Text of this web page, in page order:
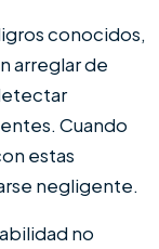
conocidos,
arreglar de
Cuando
estas
negligente.
no